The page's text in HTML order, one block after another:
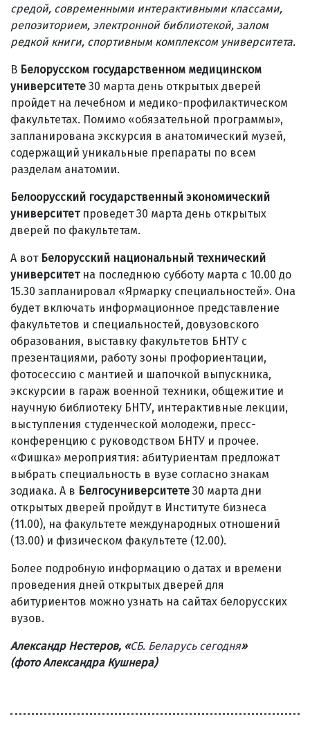
средой, современными интерактивными классами,
репозиторием, электронной библиотекой, залом
редкой книги, спортивным комплексом университета.
В Белорусском государственном медицинском
университете 30 марта день открытых дверей
пройдет на лечебном и медико-профилактическом
факультетах. Помимо «обязательной программы»,
запланирована экскурсия в анатомический музей,
содержащий уникальные препараты по всем
разделам анатомии.
Белоорусский государственный экономический
университетпроведет 30 марта день открытых
дверей по факультетам.
А вот Белорусский национальный технический
университетна последнюю субботу марта с 10.00 до
15.30 запланировал «Ярмарку специальностей». Она
будет включать информационное представление
факультетов и специальностей, довузовского
образования, выставку факультетов БНТУ с
презентациями, работу зоны профориентации,
фотосессию с мантией и шапочкой выпускника,
экскурсии в гараж военной техники, общежитие и
научную библиотеку БНТУ, интерактивные лекции,
выступления студенческой молодежи, пресс-
конференцию с руководством БНТУ и прочее.
«Фишка» мероприятия: абитуриентам предложат
выбрать специальность в вузе согласно знакам
зодиака. А в Белгосуниверситете 30 марта дни
открытых дверей пройдут в Институте бизнеса
(11.00), на факультете международных отношений
(13.00) и физическом факультете (12.00).
Более подробную информацию о датах и времени
проведения дней открытых дверей для
абитуриентов можно узнать на сайтах белорусских
вузов.
Александр Нестеров, «СБ. Беларусь сегодня»
(фото Александра Кушнера)